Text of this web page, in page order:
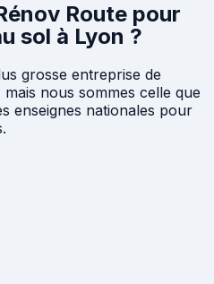
Route pour
sol à Lyon ?
grosse entreprise de
nous sommes celle que
enseignes nationales pour